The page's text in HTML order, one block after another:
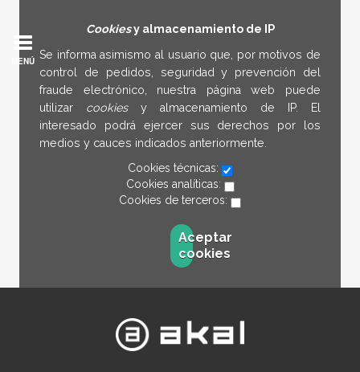
Cookiesy almacenamiento de IP
Se informa asimismo al usuario que, por motivos de
control de pedidos, seguridad y prevención del
fraude electrónico, nuestra página web puede
utilizar cookies y almacenamiento de IP. El
interesado podrá ejercer sus derechos por los
medios y cauces indicados anteriormente.
Cookies técnicas:
Cookies analíticas:
Cookies de terceros:
Aceptar
cookies
MENÚ